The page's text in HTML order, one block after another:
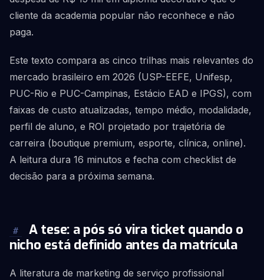
cliente da academia popular não reconhece e não
paga.
Este texto compara as cinco trilhas mais relevantes do
mercado brasileiro em 2026 (USP-EEFE, Unifesp,
PUC-Rio e PUC-Campinas, Estácio EAD e IPGS), com
faixas de custo atualizadas, tempo médio, modalidade,
perfil de aluno, e ROI projetado por trajetória de
carreira (boutique premium, esporte, clínica, online).
A leitura dura 16 minutos e fecha com checklist de
decisão para a próxima semana.
#
A tese: a pós só vira ticket quando o
nicho está definido antes da matrícula
A literatura de marketing de serviço profissional